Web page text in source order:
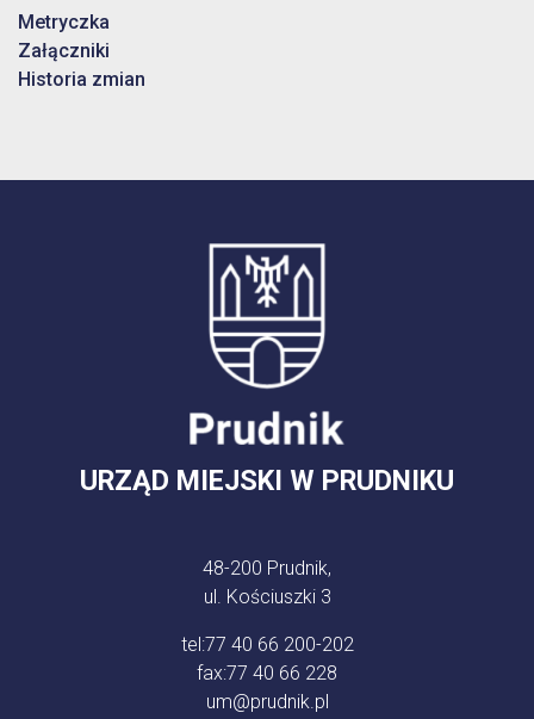
Metryczka
Załączniki
Historia zmian
URZĄD MIEJSKI W PRUDNIKU
48-200 Prudnik,
ul. Kościuszki 3
tel:77 40 66 200-202
fax:77 40 66 228
um@prudnik.pl